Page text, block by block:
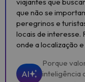
que não se
peregrinos e
locais de interesse.
onde a localização
AI
Porque
inteligência